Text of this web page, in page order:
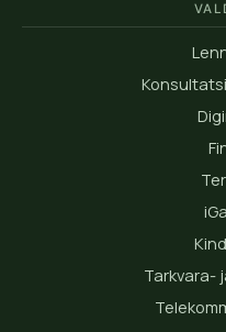
Tarkvara-